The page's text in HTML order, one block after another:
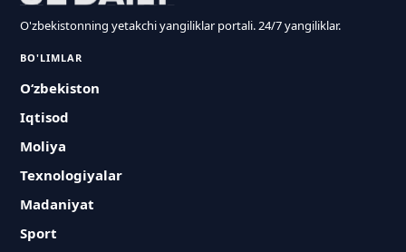
O'zbekistonning yetakchi yangiliklar portali. 24/7 yangiliklar.
BO'LIMLAR
O‘zbekiston
Iqtisod
Moliya
Texnologiyalar
Madaniyat
Sport